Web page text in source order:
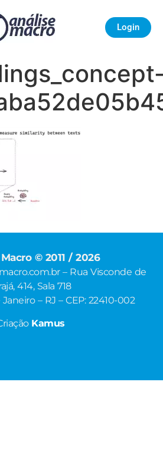
Login
© 2011 / 2026
– Rua Visconde de
414, Sala 718
– RJ – CEP: 22410-002
Kamus